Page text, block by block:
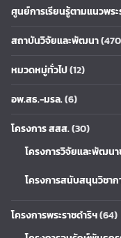
ศูนย์การเรียนรู้ตามแนวพระ
สถาบันวิจัยและพัฒนา
หมวดหมู่ทั่วไป(12)
อพ.สธ.-มรล.(6)
โครงการ สสส.(30)
โครงการวิจัยและพัฒน
โครงการสนับสนุนวิชา
โครงการพระราชดำริฯ(64)